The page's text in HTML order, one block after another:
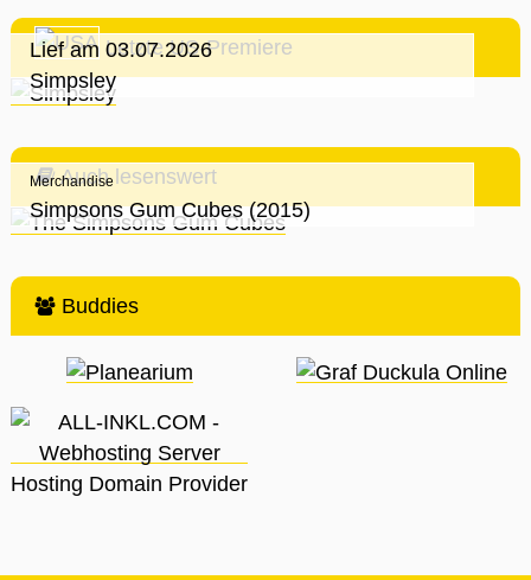
Letzte US-Premiere
Lief am 03.07.2026
Simpsley
Auch lesenswert
Merchandise
Simpsons Gum Cubes (2015)
Buddies